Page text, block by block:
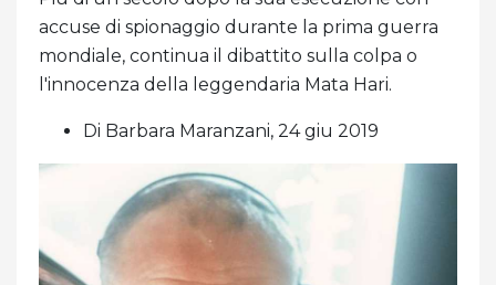
accuse di spionaggio durante la prima guerra
mondiale, continua il dibattito sulla colpa o
l'innocenza della leggendaria Mata Hari.
Di Barbara Maranzani, 24 giu 2019